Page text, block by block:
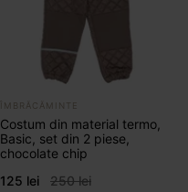
ÎMBRĂCĂMINTE
Costum din material termo,
Basic, set din 2 piese,
chocolate chip
125 lei
250 lei